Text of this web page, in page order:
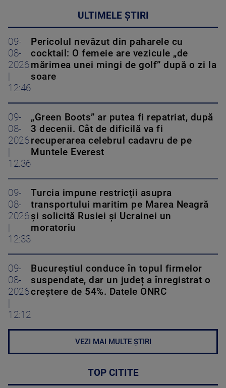
ULTIMELE ȘTIRI
09-
08-
2026
12:46
Pericolul nevăzut din paharele cu
cocktail: O femeie are vezicule „de
mărimea unei mingi de golf” după o zi la
soare
09-
08-
2026
12:36
„Green Boots” ar putea fi repatriat, după
3 decenii. Cât de dificilă va fi
recuperarea celebrul cadavru de pe
Muntele Everest
09-
08-
2026
12:33
Turcia impune restricții asupra
transportului maritim pe Marea Neagră
și solicită Rusiei și Ucrainei un
moratoriu
09-
08-
2026
12:12
Bucureștiul conduce în topul firmelor
suspendate, dar un județ a înregistrat o
creștere de 54%. Datele ONRC
VEZI MAI MULTE ȘTIRI
TOP CITITE